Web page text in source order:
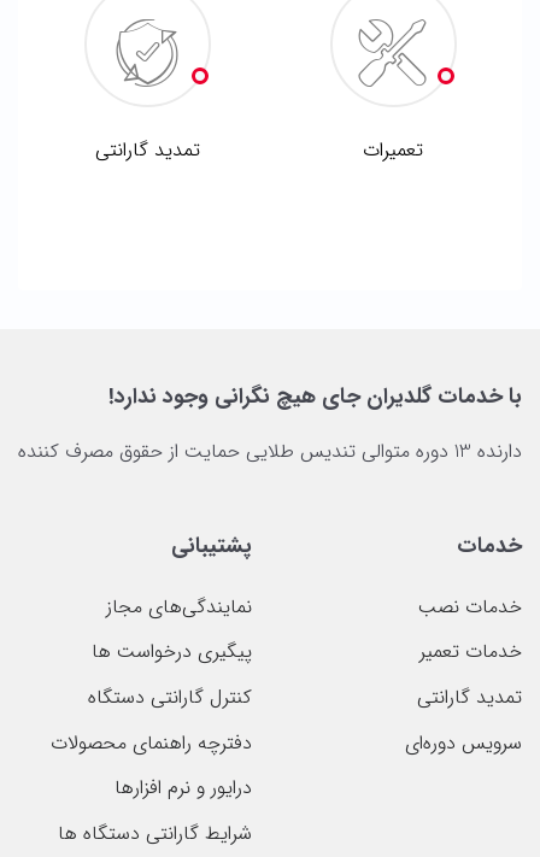
تعمیرات تمدید گارانتی
با خدمات گلدیران جای هیچ نگرانی وجود ندارد!
دارنده 13 دوره متوالی تندیس طلایی حمایت از حقوق مصرف کننده
خدمات
خدمات نصب
خدمات تعمیر
تمدید گارانتی
سرویس دوره‌ای
پشتیبانی
نمایندگی‌های مجاز
پیگیری درخواست ها
کنترل گارانتی دستگاه
دفترچه راهنمای محصولات
درایور و نرم افزارها
شرایط گارانتی دستگاه ها